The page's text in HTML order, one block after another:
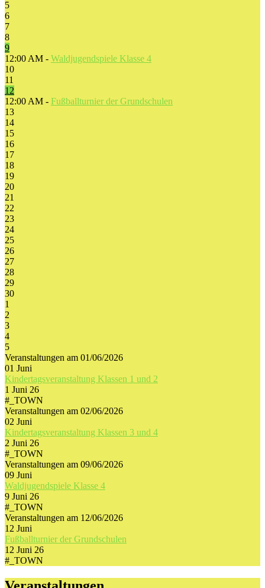
5
6
7
8
9
12:00 AM - Waldjugendspiele Klasse 4
10
11
12
12:00 AM - Fußballturnier der Grundschulen
13
14
15
16
17
18
19
20
21
22
23
24
25
26
27
28
29
30
1
2
3
4
5
Veranstaltungen am 01/06/2026
01 Juni
Kindertagsveranstaltung Klassen 1 und 2
1 Juni 26
#_TOWN
Veranstaltungen am 02/06/2026
02 Juni
Kindertagsveranstaltung Klassen 3 und 4
2 Juni 26
#_TOWN
Veranstaltungen am 09/06/2026
09 Juni
Waldjugendspiele Klasse 4
9 Juni 26
#_TOWN
Veranstaltungen am 12/06/2026
12 Juni
Fußballturnier der Grundschulen
12 Juni 26
#_TOWN